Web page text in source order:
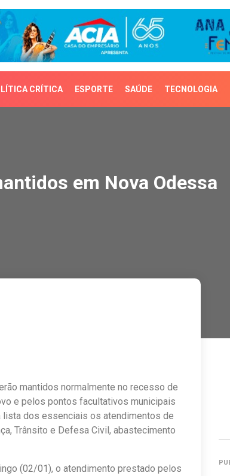
CRÍTICA ESPORTE SAÚDE TECNOLOGIA
em Nova Odessa
mantidos normalmente no recesso de
e pelos pontos facultativos municipais
lista dos essenciais os atendimentos de
Trânsito e Defesa Civil, abastecimento
(02/01), o atendimento prestado pelos